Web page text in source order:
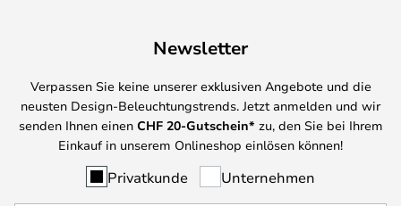
Newsletter
Verpassen Sie keine unserer exklusiven Angebote und die
neusten Design-Beleuchtungstrends. Jetzt anmelden und wir
senden Ihnen einen CHF 20-Gutschein* zu, den Sie bei Ihrem
Einkauf in unserem Onlineshop einlösen können!
Privatkunde Unternehmen